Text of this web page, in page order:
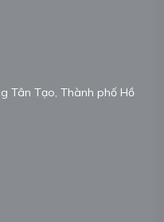
Tân Tạo, Thành phố Hồ